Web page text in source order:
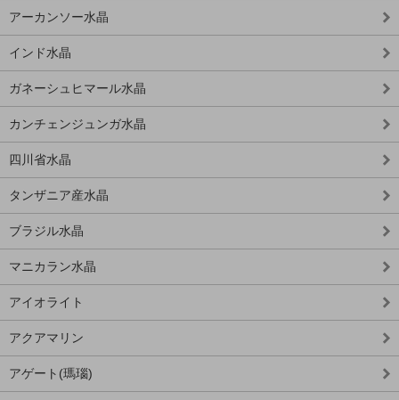
アーカンソー水晶
インド水晶
ガネーシュヒマール水晶
カンチェンジュンガ水晶
四川省水晶
タンザニア産水晶
ブラジル水晶
マニカラン水晶
アイオライト
アクアマリン
アゲート(瑪瑙)